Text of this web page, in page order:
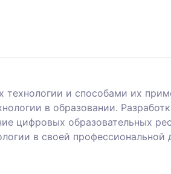
и способами их
в образовании.
цифровых образовательных
в своей профессиональной